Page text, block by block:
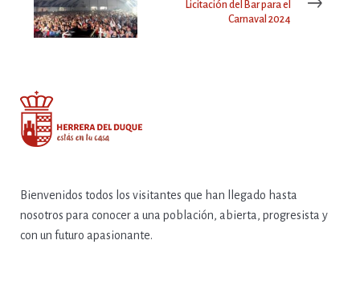
Licitación del Bar para el
Carnaval 2024
Bienvenidos todos los visitantes que han llegado hasta
nosotros para conocer a una población, abierta, progresista y
con un futuro apasionante.